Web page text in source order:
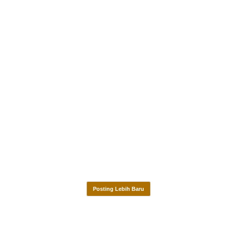
Posting Lebih Baru